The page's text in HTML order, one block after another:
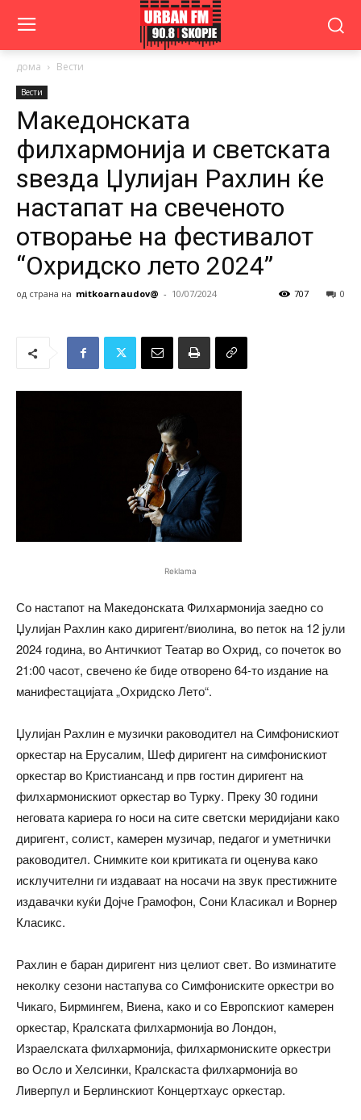
дома Вести
Вести
Македонската
филхармонија и светската
ѕвезда Џулијан Рахлин ќе
настапат на свеченото
отворање на фестивалот
“Охридско лето 2024”
од страна на mitkoarnaudov@ - 10/07/2024 0
707
Reklama
Со настапот на Македонската Филхармонија заедно со
Џулијан Рахлин како диригент/виолина, во петок на 12 јули
2024 година, во Античкиот Театар во Охрид, со почеток во
21:00 часот, свечено ќе биде отворено 64-то издание на
манифестацијата „Охридско Лето“.
Џулијан Рахлин е музички раководител на Симфонискиот
оркестар на Ерусалим, Шеф диригент на симфонискиот
оркестар во Кристиансанд и прв гостин диригент на
филхармонискиот оркестар во Турку. Преку 30 години
неговата кариера го носи на сите светски меридијани како
диригент, солист, камерен музичар, педагог и уметнички
раководител. Снимките кои критиката ги оценува како
исклучителни ги издаваат на носачи на звук престижните
издавачки куќи Дојче Грамофон, Сони Класикал и Ворнер
Класикс.
Рахлин е баран диригент низ целиот свет. Во изминатите
неколку сезони настапува со Симфониските оркестри во
Чикаго, Бирмингем, Виена, како и со Европскиот камерен
оркестар, Кралската филхармонија во Лондон,
Израелската филхармонија, филхармониските оркестри
во Осло и Хелсинки, Кралскаста филхармонија во
Ливерпул и Берлинскиот Концертхаус оркестар.